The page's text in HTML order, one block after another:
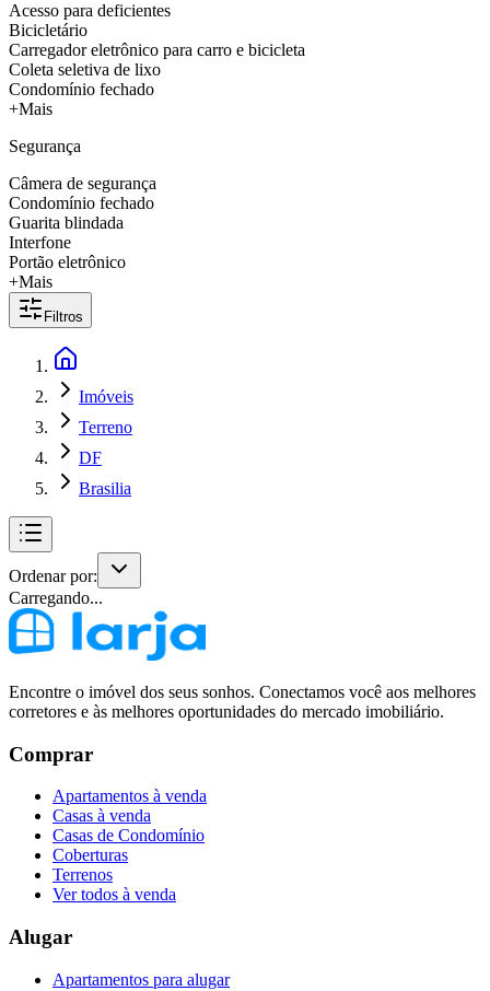
Acesso para deficientes
Bicicletário
Carregador eletrônico para carro e bicicleta
Coleta seletiva de lixo
Condomínio fechado
+Mais
Segurança
Câmera de segurança
Condomínio fechado
Guarita blindada
Interfone
Portão eletrônico
+Mais
Filtros
Imóveis
Terreno
DF
Brasilia
Ordenar por:
Carregando...
Encontre o imóvel dos seus sonhos. Conectamos você aos melhores
corretores e às melhores oportunidades do mercado imobiliário.
Comprar
Apartamentos à venda
Casas à venda
Casas de Condomínio
Coberturas
Terrenos
Ver todos à venda
Alugar
Apartamentos para alugar